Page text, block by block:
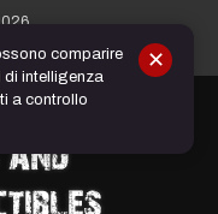
comparire
di intelligenza
a controllo
✕